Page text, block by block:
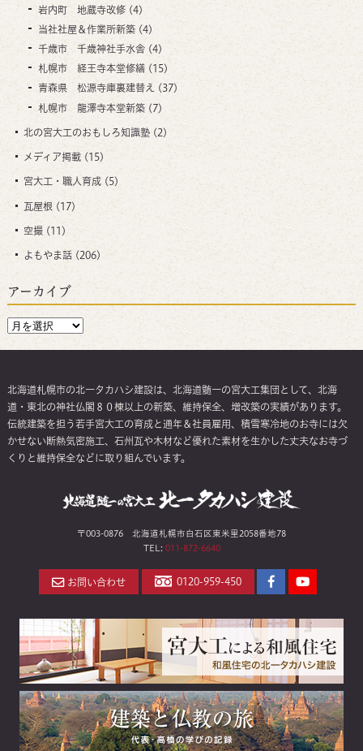
岩内町 地蔵寺改修 (4)
当社社屋＆作業所新築 (4)
千歳市 千歳神社手水舎 (4)
札幌市 経王寺本堂修繕 (15)
青森県 松源寺庫裏建替え (37)
札幌市 龍澤寺本堂新築 (7)
北の宮大工のおもしろ知識塾(2)
メディア掲載(15)
宮大工・職人育成(5)
瓦屋根 (17)
空撮(11)
よもやま話(206)
アーカイブ
北海道札幌市の北一タカハシ建設は、北海道髄一の宮大工集団として、北海
道・東北の神社仏閣８０棟以上の新築、維持保全、増改築の実績があります。
伝統建築を担う若手宮大工の育成と通年＆社員雇用、積雪寒冷地のお寺には欠
かせない断熱気密施工、石州瓦や木材など優れた素材を生かした丈夫なお寺づ
くりと維持保全などに取り組んでいます。
〒003-0876 北海道札幌市白石区東米里2058番地78
TEL: 011-872-6640
お問い合わせ 0120-959-450
Facebook
ペ
ジ
YouTube
チ
ン
ネ
ル